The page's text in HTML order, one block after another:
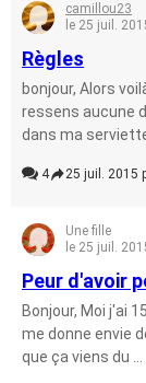
camillou23
le 25 juil.
Règles
bonjour, Alors
ressens aucune
dans ma
4 25 juil. 2015
Une fille
le 25 juil.
Peur d'avoir
Bonjour, Moi j'ai
me donne envie
que ça viens du ...